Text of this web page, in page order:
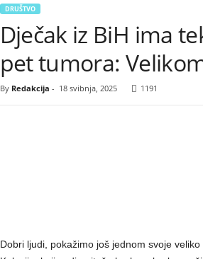
DRUŠTVO
Dječak iz BiH ima
pet tumora:
By Redakcija - 18 svibnja, 2025 1191
Dobri ljudi, pokažimo još jednom svoje